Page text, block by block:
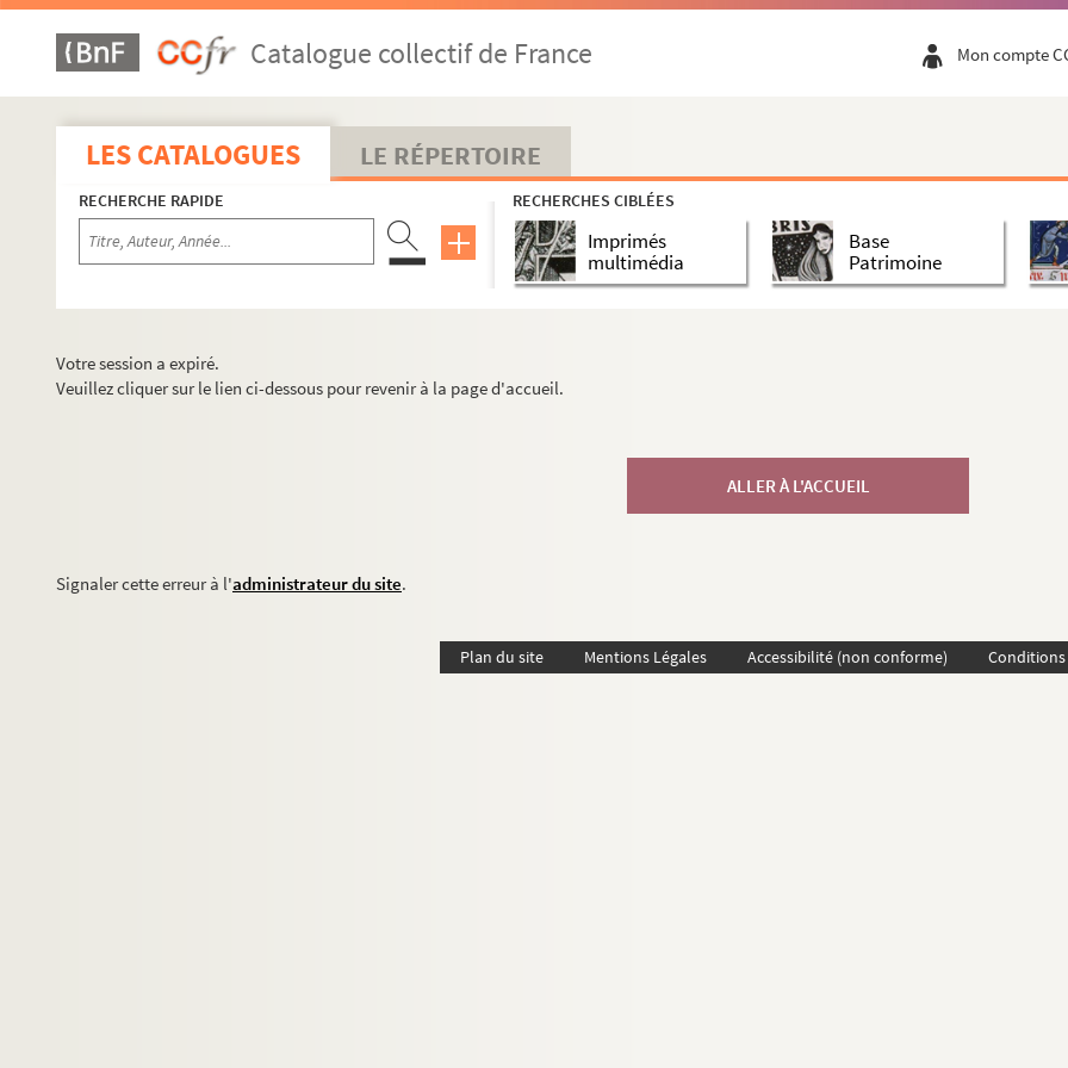
Catalogue collectif de France Mon compte
LES CATALOGUES LE RÉPERTOIRE
RECHERCHE RAPIDE RECHERCHES CIBLÉES
Imprimés
multimédia
Base
Patrimoine
Votre session a expiré.
Veuillez cliquer sur le lien ci-dessous pour revenir à la page d'accueil.
ALLER À L'ACCUEIL
Signaler cette erreur à l'administrateur du site.
Plan du site Mentions Légales Accessibilité (non conforme)